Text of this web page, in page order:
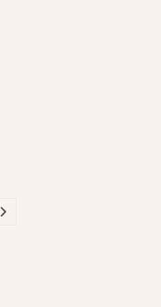
Aller à la page suivante